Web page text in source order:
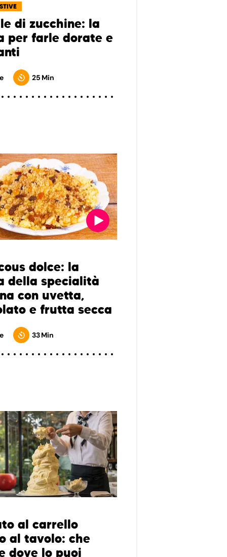
di zucchine: la
per farle dorate e
25 Min
dolce: la
della specialità
con uvetta,
e frutta secca
33 Min
al carrello
al tavolo: che
dove lo puoi